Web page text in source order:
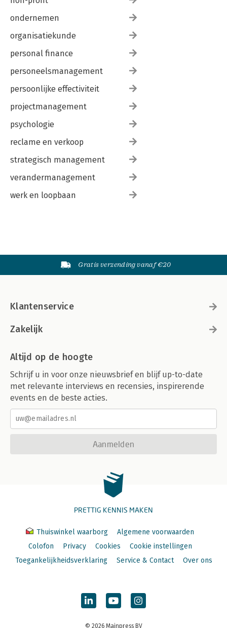
ondernemen
organisatiekunde
personal finance
personeelsmanagement
persoonlijke effectiviteit
projectmanagement
psychologie
reclame en verkoop
strategisch management
verandermanagement
werk en loopbaan
Gratis verzending vanaf €20
Klantenservice
Zakelijk
Altijd op de hoogte
Schrijf u in voor onze nieuwsbrief en blijf up-to-date
met relevante interviews en recensies, inspirerende
events en de beste acties.
Aanmelden
PRETTIG KENNIS MAKEN
Thuiswinkel waarborg
Algemene voorwaarden
Colofon
Privacy Cookies
Cookie instellingen
Toegankelijkheidsverklaring
Service & Contact Over ons
© 2026 Mainpress BV